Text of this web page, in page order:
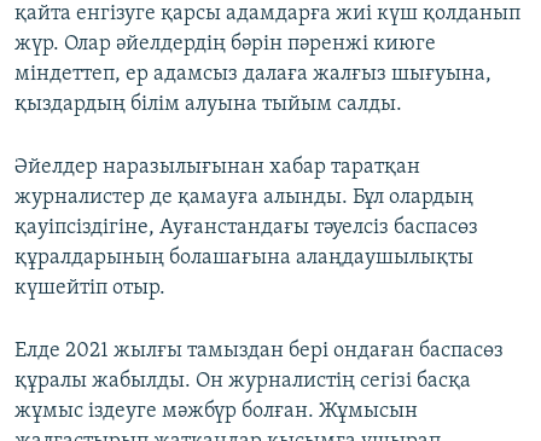
қайта енгізуге қарсы адамдарға жиі күш қолданып
жүр. Олар әйелдердің бәрін пәренжі киюге
міндеттеп, ер адамсыз далаға жалғыз шығуына,
қыздардың білім алуына тыйым салды.
Әйелдер наразылығынан хабар таратқан
журналистер де қамауға алынды. Бұл олардың
қауіпсіздігіне, Ауғанстандағы тәуелсіз баспасөз
құралдарының болашағына алаңдаушылықты
күшейтіп отыр.
Елде 2021 жылғы тамыздан бері ондаған баспасөз
құралы жабылды. Он журналистің сегізі басқа
жұмыс іздеуге мәжбүр болған. Жұмысын